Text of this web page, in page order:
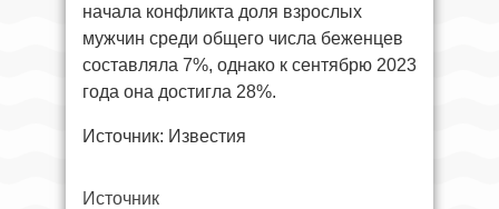
начала конфликта доля взрослых
мужчин среди общего числа беженцев
составляла 7%, однако к сентябрю 2023
года она достигла 28%.
Источник: Известия
Источник